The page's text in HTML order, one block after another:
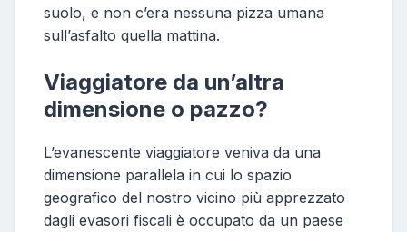
suolo, e non c’era nessuna pizza umana
sull’asfalto quella mattina.
Viaggiatore da un’altra
dimensione o pazzo?
L’evanescente viaggiatore veniva da una
dimensione parallela in cui lo spazio
geografico del nostro vicino più apprezzato
dagli evasori fiscali è occupato da un paese